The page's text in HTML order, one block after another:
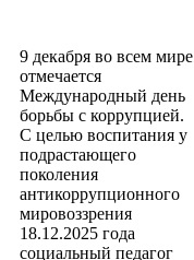
9 декабря во всем мире
отмечается
Международный день
борьбы с коррупцией.
С целью воспитания у
подрастающего
поколения
антикоррупционного
мировоззрения
18.12.2025 года
социальный педагог